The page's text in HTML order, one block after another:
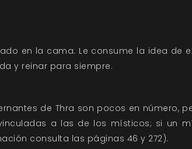
en la cama. Le consume la idea de
y reinar para siempre.
de Thra son pocos en número,
a las de los místicos; si un
consulta las páginas 46 y 272).